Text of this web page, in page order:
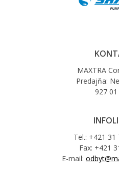
MAXTRA
Predajňa:
927 01
Tel.: +421 31
Fax: +421
E-mail: